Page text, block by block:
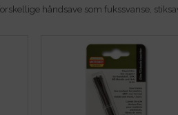
håndsave som fukssvanse,